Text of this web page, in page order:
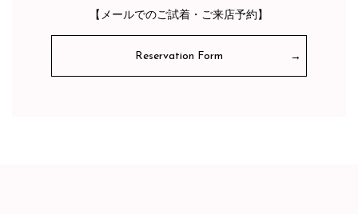
【メールでのご試着・ご来店予約】
Reservation Form